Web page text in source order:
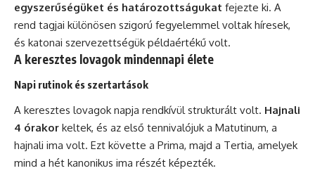
egyszerűségüket és határozottságukat fejezte ki. A
rend tagjai különösen szigorú fegyelemmel voltak híresek,
és katonai szervezettségük példaértékű volt.
A keresztes lovagok mindennapi élete
Napi rutinok és szertartások
A keresztes lovagok napja rendkívül strukturált volt. Hajnali
4 órakor keltek, és az első tennivalójuk a Matutinum, a
hajnali ima volt. Ezt követte a Prima, majd a Tertia, amelyek
mind a hét kanonikus ima részét képezték.